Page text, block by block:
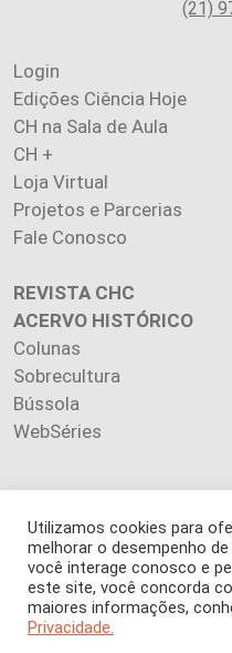
(21)
Login
Edições Ciência Hoje
CH na Sala de Aula
CH +
Loja Virtual
Projetos e Parcerias
Fale Conosco
REVISTA CHC
ACERVO HISTÓRICO
Colunas
Sobrecultura
Bússola
WebSéries
Copyright 2026 INSTITUTO
Os artigos publicados na
opinião
É proibida a reprodução,
Utilizamos cookies para
melhorar o desempenho
você interage conosco e
este site, você concorda
maiores informações,
Privacidade.